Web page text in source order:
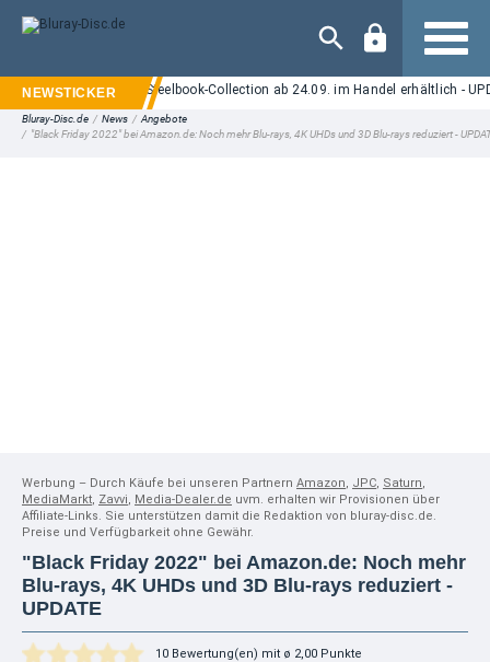
Navigation
der Steelbook-Collection ab 24.09. im Handel erhältlich - UPDATE
Bluray-Disc.de / News / Angebote
/ "Black Friday 2022" bei Amazon.de: Noch mehr Blu-rays, 4K UHDs und 3D Blu-rays reduziert -
Werbung – Durch Käufe bei unseren Partnern Amazon, JPC, Saturn,
MediaMarkt, Zavvi, Media-Dealer.de uvm. erhalten wir Provisionen über
Affiliate-Links. Sie unterstützen damit die Redaktion von bluray-disc.de.
Preise und Verfügbarkeit ohne Gewähr.
"Black Friday 2022" bei Amazon.de: Noch mehr
Blu-rays, 4K UHDs und 3D Blu-rays reduziert -
UPDATE
10 Bewertung(en) mit ø 2,00 Punkte